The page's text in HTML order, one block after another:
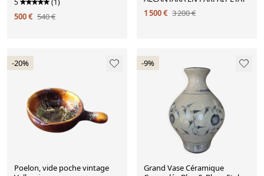
5 (1)
500 € 540 €
1 500 € 3 200 €
-20%
Poelon, vide poche vintage
-9%
Grand Vase Céramique